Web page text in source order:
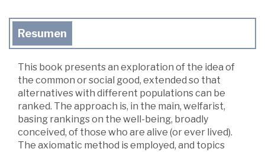
Resumen
This book presents an exploration of the idea of
the common or social good, extended so that
alternatives with different populations can be
ranked. The approach is, in the main, welfarist,
basing rankings on the well-being, broadly
conceived, of those who are alive (or ever lived).
The axiomatic method is employed, and topics